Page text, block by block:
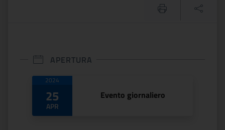
APERTURA
Date di apertura
2024
25
APR
Evento giornaliero